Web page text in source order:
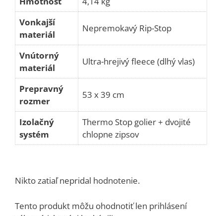
Vonkajší
materiál
Nepremokavý Rip-Stop
Vnútorný
materiál
Ultra-hrejivý fleece (dlhý vlas)
Prepravný
rozmer
53 x 39 cm
Izolačný
systém
Thermo Stop golier + dvojité
chlopne zipsov
Nikto zatiaľ nepridal hodnotenie.
Tento produkt môžu ohodnotiť len prihlásení